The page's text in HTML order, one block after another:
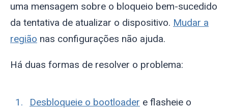
uma mensagem sobre o bloqueio bem-sucedido
da tentativa de atualizar o dispositivo. Mudar a
região nas configurações não ajuda.
Há duas formas de resolver o problema:
Desbloqueie o bootloader e flasheie o